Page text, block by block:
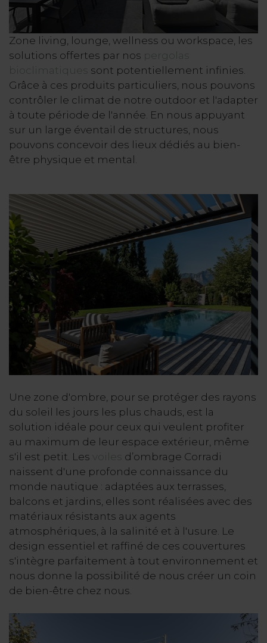
Zone living, lounge, wellness ou workspace, les
solutions offertes par nos pergolas
bioclimatiques
sont potentiellement infinies.
Grâce à ces produits particuliers, nous pouvons
contrôler le climat de notre outdoor et l'adapter
à toute période de l'année. En nous appuyant
sur un large éventail de structures, nous
pouvons concevoir des lieux dédiés au bien-
être physique et mental.
Une zone d'ombre, pour se protéger des rayons
du soleil les jours les plus chauds, est la
solution idéale pour ceux qui veulent profiter
au maximum de leur espace extérieur, même
s'il est petit. Les voiles
d’ombrage Corradi
naissent d'une profonde connaissance du
monde nautique : adaptées aux terrasses,
balcons et jardins, elles sont réalisées avec des
matériaux résistants aux agents
atmosphériques, à la salinité et à l'usure. Le
design essentiel et raffiné de ces couvertures
s'intègre parfaitement à tout environnement et
nous donne la possibilité de nous créer un coin
de bien-être chez nous.